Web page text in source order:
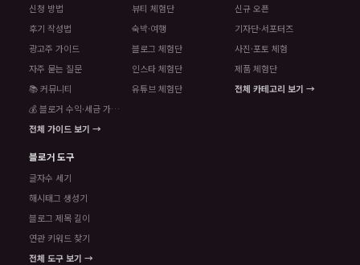
신청 방법
후기 작성법
광고주 가이드
자주 묻는 질문
📚 커뮤니티
💰 블로거 수익·세금 가이드
전체 가이드 보기 →
뷰티 체험단
숙박·여행
블로그 체험단
인스타 체험단
유튜브 체험단
신규 오픈
기자단·서포터즈
사진·포토 체험
제품 체험단
전체 카테고리 보기 →
블로거 도구
글자수 세기
해시태그 생성기
블로그 제목 길이
연관 키워드 찾기
전체 도구 보기 →